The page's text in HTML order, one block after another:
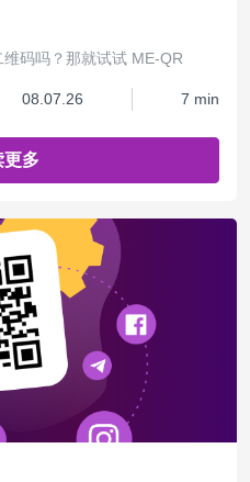
码吗？那就试试 ME-QR
08.07.26 7 min
更多